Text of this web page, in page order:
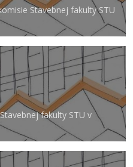
Stavebnej fakulty STU
fakulty STU v